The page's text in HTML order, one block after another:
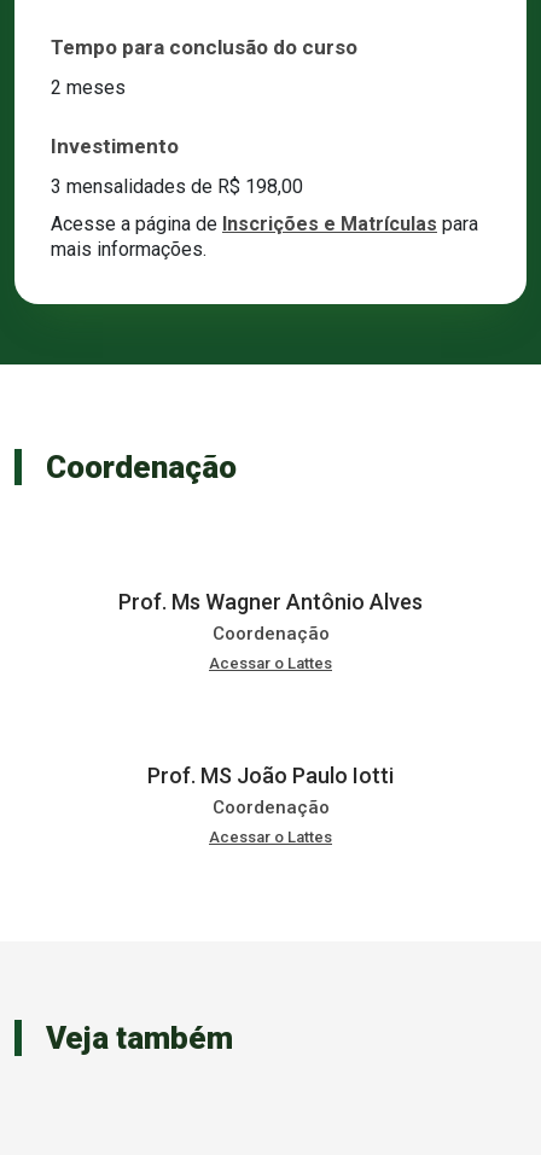
Tempo para conclusão do curso
2 meses
Investimento
3 mensalidades de R$ 198,00
Acesse a página de Inscrições e Matrículas para
mais informações.
Coordenação
Prof. Ms Wagner Antônio Alves
Coordenação
Acessar o Lattes
Prof. MS João Paulo Iotti
Coordenação
Acessar o Lattes
Veja também